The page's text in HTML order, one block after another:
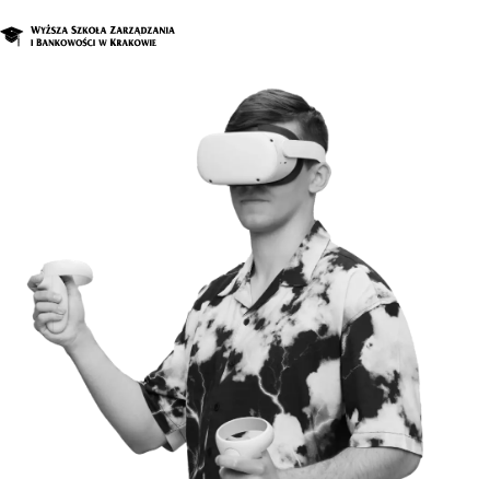
Studia podyplomowe i
Zapisz się na